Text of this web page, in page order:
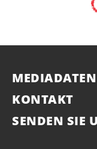
MEDIADATEN
KONTAKT
SENDEN SIE